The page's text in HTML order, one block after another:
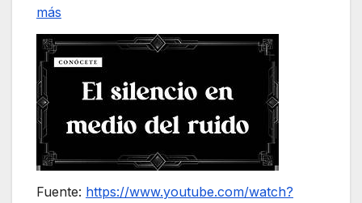
más
Fuente: https://www.youtube.com/watch?